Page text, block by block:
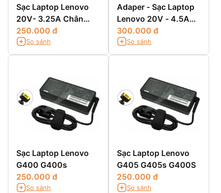
Sạc Laptop Lenovo
20V- 3.25A Chân
Vuông
250.000 đ
So sánh
Adaper - Sạc Laptop
Lenovo 20V - 4.5A
Chân Vuông
300.000 đ
So sánh
Sạc Laptop Lenovo
G400 G400s
250.000 đ
So sánh
Sạc Laptop Lenovo
G405 G405s G400S
250.000 đ
So sánh